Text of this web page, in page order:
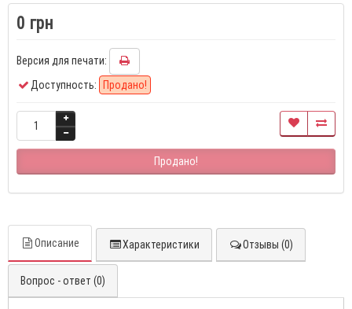
0 грн
Версия для печати:
Доступность: Продано!
Продано!
Описание Характеристики Отзывы (0)
Вопрос - ответ (0)